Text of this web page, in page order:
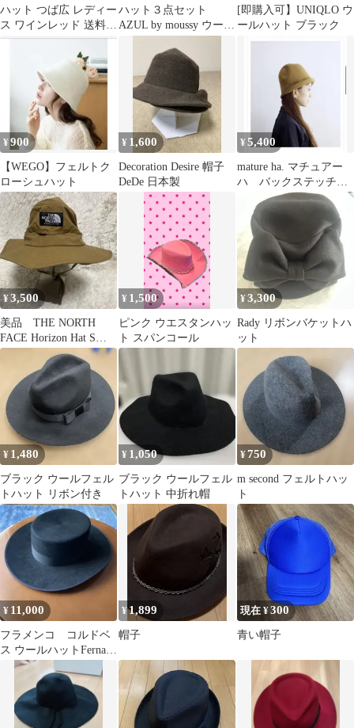
ハット つば広 レディー
ス ワインレッド 送料無
料
ハット３点セット
AZUL by moussy ウール
[即購入可】UNIQLO ウ
ールハット ブラック
¥900
【WEGO】フェルトク
ローシュハット
¥ 1,600
Decoration Desire 帽子
DeDe 日本製
¥ 5,400
mature ha. マチュアー
ハ バックステッチ
ウールフリーハットフ
ェルト
¥3,500
美品 THE NORTH
FACE Horizon Hat Sサ
イズ ベージュ
¥ 1,500
ピンク ウエスタンハッ
ト スパンコール
¥3,300
Rady リボンバケットハ
ット
¥ 1,480
ブラック ウールフェル
トハット リボン付き
¥ 1,050
ブラック ウールフェル
トハット 中折れ帽
¥750
m second フェルトハッ
ト
¥ 11,000
フラメンコ コルドベ
ス ウールハットFernand
Roche 56 状態良好
¥1,899
帽子
現在 ¥300
青い帽子